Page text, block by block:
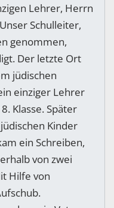
Lehrer, Herrn
Schulleiter,
genommen,
Der letzte Ort
jüdischen
einziger Lehrer
Klasse. Später
Kinder
ein Schreiben,
von zwei
Hilfe von